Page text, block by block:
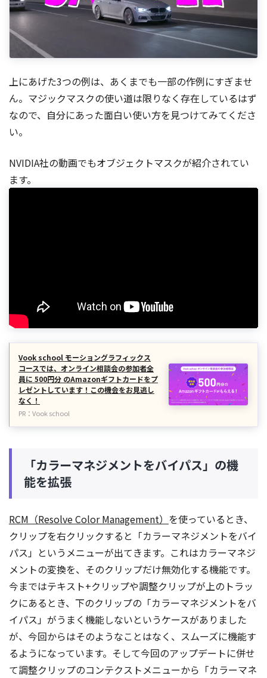
上にあげた3つの例は、あくまでも一部の作例にすぎませ
ん。マジックマスクの使い道は限りなく存在しているはず
なので、自分にあった面白い使い方を見つけてみてくださ
い。
NVIDIA社の動画でもオブジェクトマスクが紹介されてい
ます。
Vook school モーショングラフィックス
コースでは、オンライン相談会の参加者全
員に 500円分 のAmazonギフトカードをプ
レゼントしています！この機会をお見逃し
なく！
PR：Vook school
「カラーマネジメントをバイパス」の機
能を拡張
RCM（Resolve Color Management） を使っているとき、
クリップを右クリックすると「カラーマネジメントをバイ
パス」というメニューが出てきます。これはカラーマネジ
メントの変換を、そのクリップだけ無効化する機能です。
今まではテキスト+クリップや調整クリップが上のトラッ
クにあるとき、下のクリップの「カラーマネジメントをバ
イパス」がうまく機能しないというケースがありました
が、今回からはそのようなことはなく、スムーズに機能す
るようになっています。そして今回のアップデートに併せ
て調整クリップのコンテクストメニューから「カラーマネ